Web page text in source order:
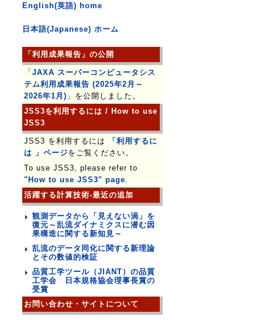
English(英語) home
日本語(Japanese) ホーム
「利用成果報告」の公開
「 JAXA スーパーコンピュータシス
テム利用成果報告 (2025年2月～
2026年1月) 」を公開しました。
JSS3を利用するには / How to use
JSS3
JSS3 を利用するには
「利用するに
は 」ページをご覧ください。
To use JSS3, please refer to
"How to use JSS3" page.
活躍する計算技術-最近の追加
観測データから「見えない渦」を
復元～乱流ダイナミクスに潜む因
果構造に関する新知見～
乱流のデータ同化に関する新理論
とその数値的検証
品質工学ツール（JIANT）の品質
工学会 日本規格協会理事長賞の
受賞
お問い合わせ・サイトについて